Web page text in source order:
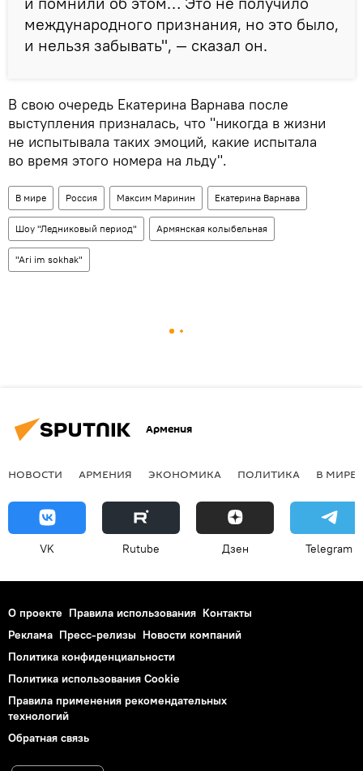
международного признания, но это было,
и нельзя забывать", — сказал он.
В свою очередь Екатерина Варнава после
выступления призналась, что "никогда в жизни
не испытывала таких эмоций, какие испытала
во время этого номера на льду".
В мире Россия Максим Маринин Екатерина Варнава
Шоу "Ледниковый период" Армянская колыбельная
"Ari im sokhak"
Армения
НОВОСТИ АРМЕНИЯ ЭКОНОМИКА ПОЛИТИКА В МИРЕ
VK Rutube Дзен Telegram
О проекте Правила использования Контакты
Реклама Пресс-релизы Новости компаний
Политика конфиденциальности
Политика использования Cookie
Правила применения рекомендательных
технологий
Обратная связь